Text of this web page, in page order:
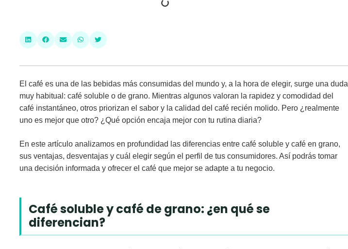
El café es una de las bebidas más consumidas del mundo y, a la hora de elegir, surge una duda
muy habitual: café soluble o de grano. Mientras algunos valoran la rapidez y comodidad del
café instantáneo, otros priorizan el sabor y la calidad del café recién molido. Pero ¿realmente
uno es mejor que otro? ¿Qué opción encaja mejor con tu rutina diaria?
En este artículo analizamos en profundidad las diferencias entre café soluble y café en grano,
sus ventajas, desventajas y cuál elegir según el perfil de tus consumidores. Así podrás tomar
una decisión informada y ofrecer el café que mejor se adapte a tu negocio.
Café soluble y café de grano: ¿en qué se
diferencian?